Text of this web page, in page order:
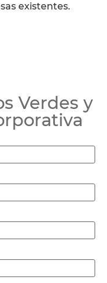
existentes.
Verdes y